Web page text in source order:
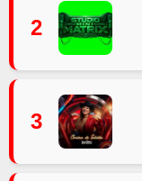
2
3